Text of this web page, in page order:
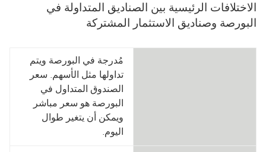
الاختلافات الرئيسية بين ‏‫الصناديق المتداولة في
البورصة‬ وصناديق الاستثمار المشتركة
مُدرجة في البورصة ويتم
تداولها مثل الأسهم. سعر
الصندوق المتداول في
البورصة هو سعر مباشر
ويمكن أن يتغير طوال
اليوم.